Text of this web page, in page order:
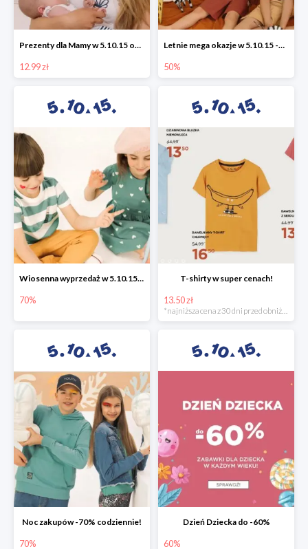
Prezenty dla Mamy w 5.10.15 od 12,99 zł
12.99 zł
Letnie mega okazje w 5.10.15 -50%
50%
Wiosenna wyprzedaż w 5.10.15 -70%
70%
T-shirty w super cenach!
13.50 zł
*najniższa cena z 30 dni przed obniżką
Noc zakupów -70% codziennie!
70%
Dzień Dziecka do -60%
60%